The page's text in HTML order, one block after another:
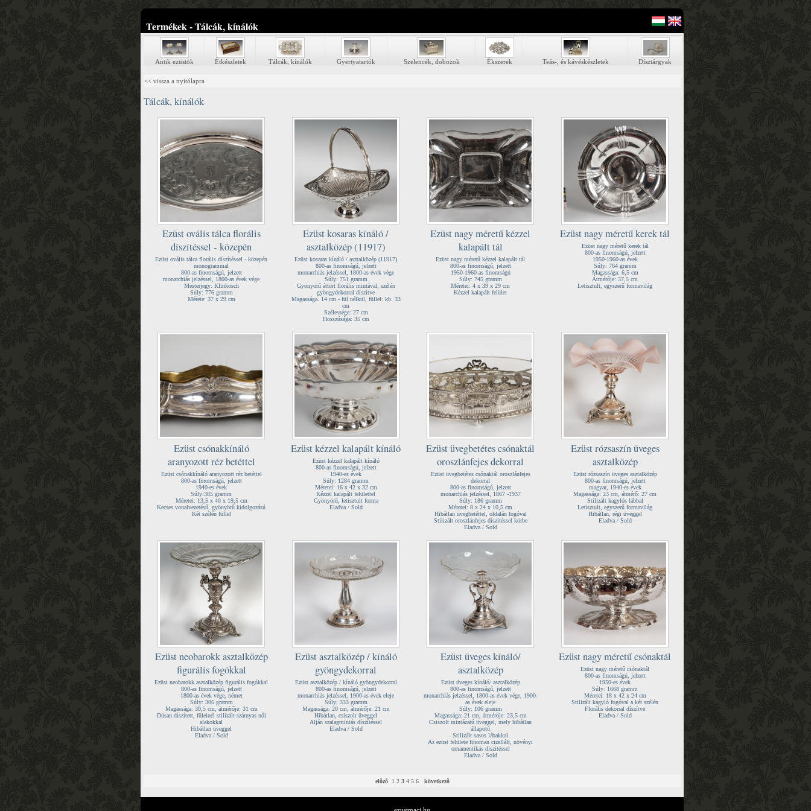
Termékek - Tálcák, kínálók
Antik ezüstök Étkészletek Tálcák, kínálók Gyertyatartók Szelencék, dobozok Ékszerek Teás-, és kávéskészletek Dísztárgyak
<< vissza a nyitólapra
Tálcák, kínálók
Ezüst ovális tálca florális
díszítéssel - közepén
Ezüst ovális tálca florális díszítéssel - közepén
monogrammal
800-as finomságú, jelzett
monarchiás jelzéssel, 1800-as évek vége
Mesterjegy: Klinkosch
Súly: 776 gramm
Mérete: 37 x 29 cm
Ezüst kosaras kínáló /
asztalközép (11917)
Ezüst kosaras kínáló / asztalközép (11917)
800-as finomságú, jelzett
monarchiás jelzéssel, 1800-as évek vége
Súly: 751 gramm
Gyönyörű áttört florális mintával, szélén
gyöngydekorral díszítve
Magassága. 14 cm - fül nélkül, füllel: kb. 33
cm
Szélessége: 27 cm
Hosszúsága: 35 cm
Ezüst nagy méretű kézzel
kalapált tál
Ezüst nagy méretű kézzel kalapált tál
800-as finomságú, jelzett
1950-1960-as finomságú
Súly: 745 gramm
Méretei: 4 x 39 x 29 cm
Kézzel kalapált felület
Ezüst nagy méretű kerek tál
Ezüst nagy méretű kerek tál
800-as finomságú, jelzett
1950-1960-as évek
Súly: 764 gramm
Magassága: 6,5 cm
Átmérője: 37,5 cm
Letisztult, egyszerű formavilág
Ezüst csónakkínáló
aranyozott réz betéttel
Ezüst csónakkínáló aranyozott réz betéttel
800-as finomságú, jelzett
1940-es évek
Súly:385 gramm
Méretei: 13,5 x 40 x 19,5 cm
Kecses vonalvezetésű, gyönyörű kidolgozású
Két szélén füllel
Ezüst kézzel kalapált kínáló
Ezüst kézzel kalapált kínáló
800-as finomságú, jelzett
1940-es évek
Súly: 1284 gramm
Méretei: 16 x 42 x 32 cm
Kézzel kalapált felülettel
Gyönyörű, letisztult forma
Eladva / Sold
Ezüst üvegbetétes csónaktál
oroszlánfejes dekorral
Ezüst üvegbetétes csónaktál oroszlánfejes
dekorral
800-as finomságú, jelzett
monarchiás jelzéssel, 1867 -1937
Súly: 186 gramm
Méretei: 8 x 24 x 10,5 cm
Hibátlan üvegbetéttel, oldalán fogóval
Stilizált oroszlánfejes díszítéssel körbe
Eladva / Sold
Ezüst rózsaszín üveges
asztalközép
Ezüst rózsaszín üveges asztalközép
800-as finomságú, jelzett
magyar, 1940-es évek
Magassága: 23 cm, átmérő: 27 cm
Stilizált kagylós lábbal
Letisztult, egyszerű formavilág
Hibátlan, régi üveggel
Eladva / Sold
Ezüst neobarokk asztalközép
figurális fogókkal
Ezüst neobarokk asztalközép figurális fogókkal
800-as finomságú, jelzett
1800-as évek vége, német
Súly: 306 gramm
Magassága: 30,5 cm, átmérője: 31 cm
Dúsan díszített, füleinél stilizált szárnyas női
alakokkal
Hibátlan üveggel
Eladva / Sold
Ezüst asztalközép / kínáló
gyöngydekorral
Ezüst asztalközép / kínáló gyöngydekorral
800-as finomságú, jelzett
monarchiás jelzéssel, 1900-as évek eleje
Súly: 333 gramm
Magassága: 20 cm, átmérője: 21 cm
Hibátlan, csiszolt üveggel
Alján szalagmintás díszítéssel
Eladva / Sold
Ezüst üveges kínáló/
asztalközép
Ezüst üveges kínáló/ asztalközép
800-as finomságú, jelzett
monarchiás jelzéssel, 1800-as évek vége, 1900-
as évek eleje
Súly: 106 gramm
Magassága: 21 cm, átmérője: 23,5 cm
Csiszolt mintázatú üveggel, mely hibátlan
állapotú
Stilizált sasos lábakkal
Az ezüst felülete finoman cizellált, növényi
ornamentikás díszítéssel
Eladva / Sold
Ezüst nagy méretű csónaktál
Ezüst nagy méretű csónaktál
800-as finomságú, jelzett
1950-es évek
Súly: 1668 gramm
Méretei: 18 x 42 x 24 cm
Stilizált kagyló fogóval a két szélén
Florális dekorral díszítve
Eladva / Sold
elõzõ 1 2 3 4 5 6 következõ